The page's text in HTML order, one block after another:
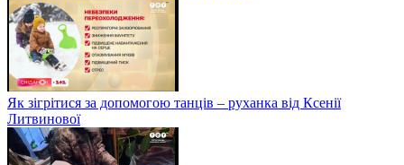
Як зігрітися за допомогою танців – руханка від Ксенії
Литвинової